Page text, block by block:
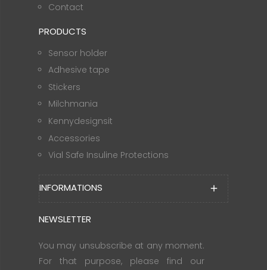
Contact
PRODUCTS
Sensor holder
Adhesive tape
Stickers
Milchmania
Kennydesignsit
Accessories
Vial Safe Insuline Protections
INFORMATIONS add
NEWSLETTER
You may unsubscribe at any moment.
For that purpose, please find our